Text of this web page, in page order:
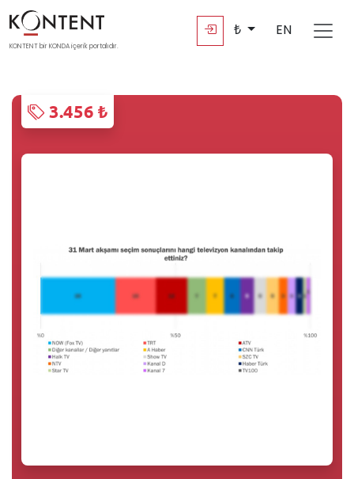
KONTENT bir KONDA içerik portalıdır.
₺ EN
3.456 ₺